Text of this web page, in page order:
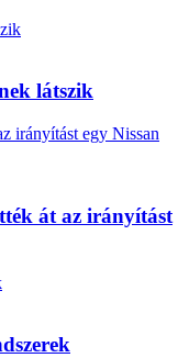
látszik
át az irányítást